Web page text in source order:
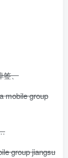
签、
mobile group
group jiangsu